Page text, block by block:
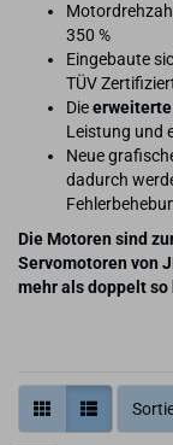
350 %
Eingebaute
TÜV
Die
Leistung und
Neue
dadurch
Die Motoren sind
Servomotoren von
mehr als doppelt